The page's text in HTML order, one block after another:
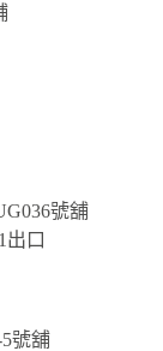
號舖
出口
號舖